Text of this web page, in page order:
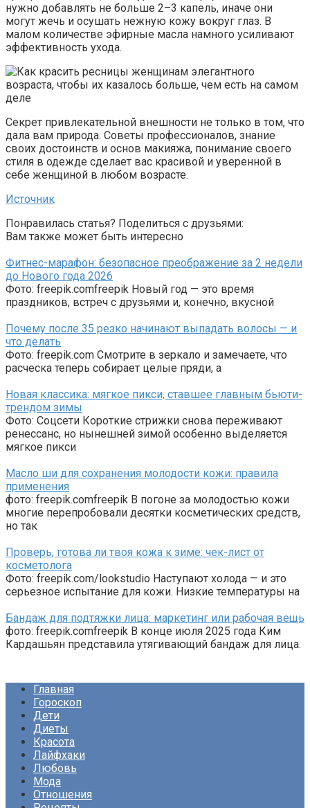
нужно добавлять не больше 2–3 капель, иначе они
могут жечь и осушать нежную кожу вокруг глаз. В
малом количестве эфирные масла намного усиливают
эффективность ухода.
Секрет привлекательной внешности не только в том, что
дала вам природа. Советы профессионалов, знание
своих достоинств и основ макияжа, понимание своего
стиля в одежде сделает вас красивой и уверенной в
себе женщиной в любом возрасте.
Источник
Понравилась статья? Поделиться с друзьями:
Вам также может быть интересно
Фитнес-марафон: безопасное преображение за 2 недели
до Нового года 2026
Фото: freepik.comfreepik Новый год — это время
праздников, встреч с друзьями и, конечно, вкусной
Почему после 35 резко начинают выпадать волосы — и
что делать
Фото: freepik.com Смотрите в зеркало и замечаете, что
расческа теперь собирает целые пряди, а
Новая классика: мягкое пикси, ставшее главным бьюти-
трендом зимы
Фото: Соцсети Короткие стрижки снова переживают
ренессанс, но нынешней зимой особенно выделяется
мягкое пикси
Масло ши для сохранения молодости кожи: правила
применения
фото: freepik.comfreepik В погоне за молодостью кожи
многие перепробовали десятки косметических средств,
но так
Проверь, готова ли твоя кожа к зиме: чек-лист от
косметолога
Фото: freepik.com/lookstudio Наступают холода — и это
серьезное испытание для кожи. Низкие температуры на
Бандаж для подтяжки лица: маркетинг или рабочая вещь
фото: freepik.comfreepik В конце июля 2025 года Ким
Кардашьян представила утягивающий бандаж для лица.
Главная
Гороскоп
Дети
Диеты
Красота
Лайфхаки
Любовь
Мода
Отношения